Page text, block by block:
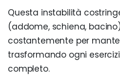
Questa instabilità
(addome, schiena,
costantemente per
trasformando ogni
completo.